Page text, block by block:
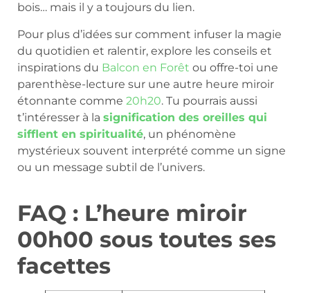
bois… mais il y a toujours du lien.
Pour plus d’idées sur comment infuser la magie
du quotidien et ralentir, explore les conseils et
inspirations du Balcon en Forêt ou offre-toi une
parenthèse-lecture sur une autre heure miroir
étonnante comme 20h20. Tu pourrais aussi
t’intéresser à la signification des oreilles qui
sifflent en spiritualité, un phénomène
mystérieux souvent interprété comme un signe
ou un message subtil de l’univers.
FAQ : L’heure miroir
00h00 sous toutes ses
facettes